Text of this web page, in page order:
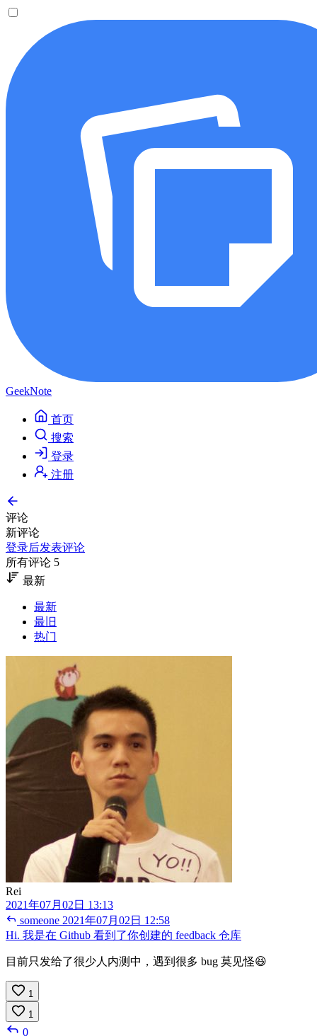
GeekNote
首页
搜索
登录
注册
评论
新评论
登录后发表评论
所有评论 5
最新
最新
最旧
热门
Rei
2021年07月02日 13:13
someone 2021年07月02日 12:58
Hi. 我是在 Github 看到了你创建的 feedback 仓库
目前只发给了很少人内测中，遇到很多 bug 莫见怪😆
1
1
0